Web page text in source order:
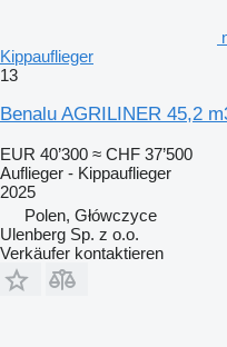
Kippauflieger
13
Benalu AGRILINER 45,2
EUR 40’300 ≈ CHF 37’500
Auflieger - Kippauflieger
2025
Polen, Główczyce
Ulenberg Sp. z o.o.
Verkäufer kontaktieren